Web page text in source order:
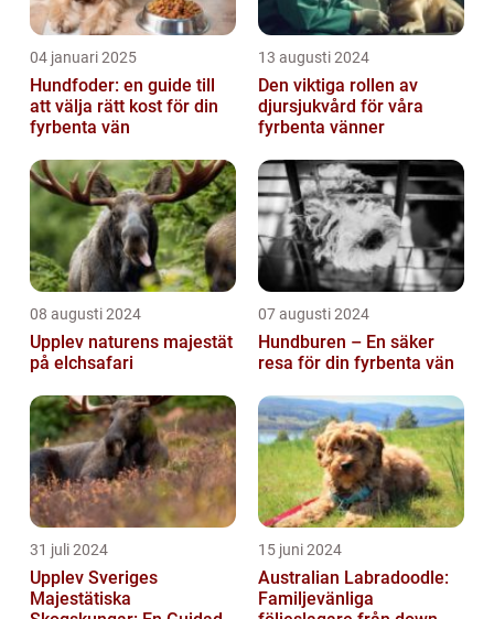
04 januari 2025
Hundfoder: en guide till
att välja rätt kost för din
fyrbenta vän
13 augusti 2024
Den viktiga rollen av
djursjukvård för våra
fyrbenta vänner
08 augusti 2024
Upplev naturens majestät
på elchsafari
07 augusti 2024
Hundburen – En säker
resa för din fyrbenta vän
31 juli 2024
Upplev Sveriges
Majestätiska
15 juni 2024
Australian Labradoodle:
Familjevänliga